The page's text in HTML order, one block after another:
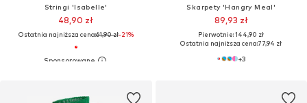
Stringi 'Isabelle'
48,90 zł
Ostatnia najniższa cena:61,90 zł-21%
Skarpety 'Hangry Meal'
89,93 zł
Pierwotnie: 144,90 zł
Ostatnia najniższa cena:77,94 zł
+3